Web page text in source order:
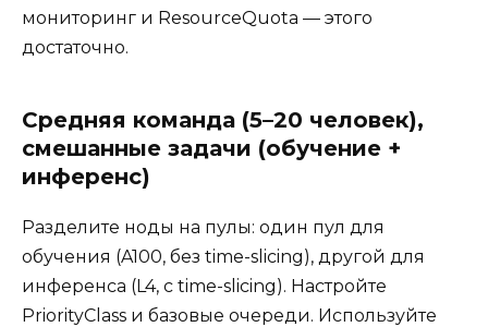
мониторинг и ResourceQuota — этого
достаточно.
Средняя команда (5–20 человек),
смешанные задачи (обучение +
инференс)
Разделите ноды на пулы: один пул для
обучения (A100, без time-slicing), другой для
инференса (L4, с time-slicing). Настройте
PriorityClass и базовые очереди. Используйте